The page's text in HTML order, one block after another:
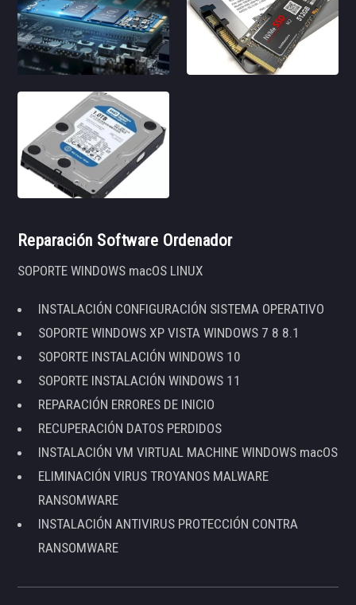
Reparación Software Ordenador
SOPORTE WINDOWS macOS LINUX
INSTALACIÓN CONFIGURACIÓN SISTEMA OPERATIVO
SOPORTE WINDOWS XP VISTA WINDOWS 7 8 8.1
SOPORTE INSTALACIÓN WINDOWS 10
SOPORTE INSTALACIÓN WINDOWS 11
REPARACIÓN ERRORES DE INICIO
RECUPERACIÓN DATOS PERDIDOS
INSTALACIÓN VM VIRTUAL MACHINE WINDOWS macOS
ELIMINACIÓN VIRUS TROYANOS MALWARE
RANSOMWARE
INSTALACIÓN ANTIVIRUS PROTECCIÓN CONTRA
RANSOMWARE